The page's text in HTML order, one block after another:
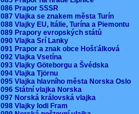
086 Prapor SSSR
087 Vlajka se znakem města Turín
088 Vlajky EU, Itálie, Turína a Piemontu
089 Prapory evropských států
090 Vlajka Srí Lanky
091 Prapor a znak obce Hošťálková
092 Vlajka Vsetína
093 Vlajky Göteborgu a Švédska
094 Vlajka Tjörnu
095 Vlajka hlavního města Norska Oslo
096 Státní vlajka Norska
097 Norská královská vlajka
098 Vlajky lodi Fram